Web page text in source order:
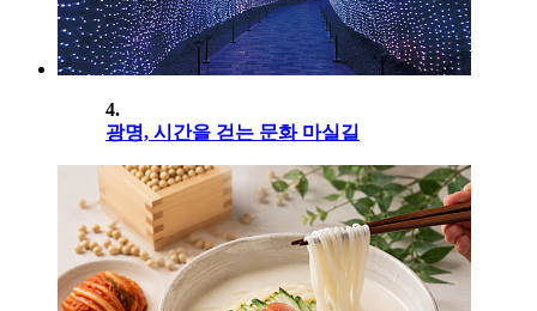
4.
광명, 시간을 걷는 문화 마실길